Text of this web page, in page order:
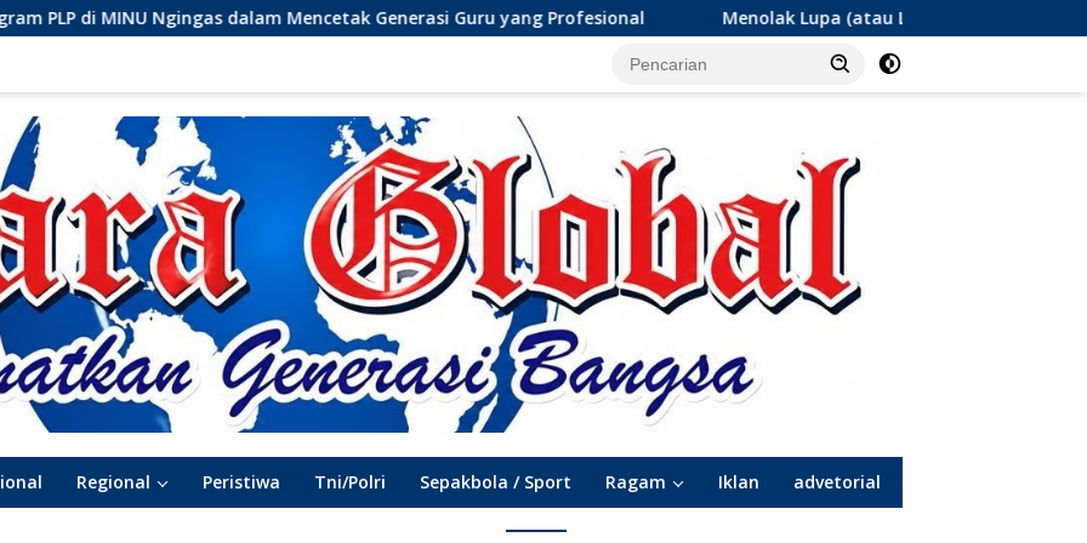
dalam Mencetak Generasi Guru yang Profesional Menolak Lupa (atau Lupa Ingatan?): Menanti Angka Rp2,3 Triliun
Regional Peristiwa Tni/Polri Sepakbola / Sport Ragam Iklan advetorial